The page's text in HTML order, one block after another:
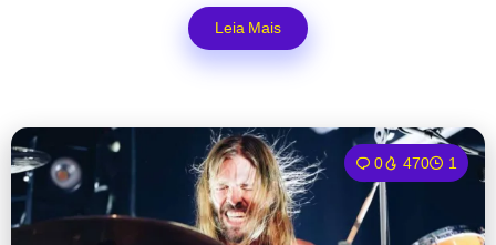
Leia Mais
0 470 1